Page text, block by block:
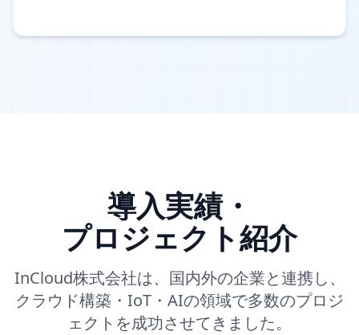
導入実績・
プロジェクト紹介
InCloud株式会社は、国内外の企業と連携し、
クラウド構築・IoT・AIの領域で多数のプロジ
ェクトを成功させてきました。